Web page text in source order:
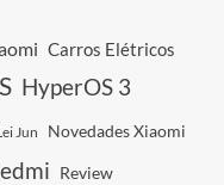
Carros Elétricos
HyperOS 3
Jun Novedades Xiaomi
Review